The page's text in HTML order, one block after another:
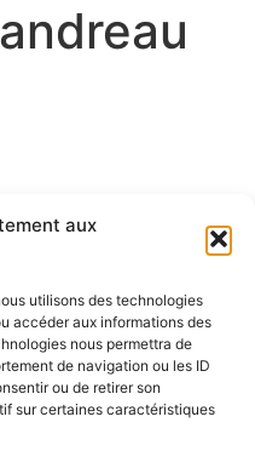
aux
utilisons des technologies
accéder aux informations des
nous permettra de
de navigation ou les ID
ou de retirer son
sur certaines caractéristiques